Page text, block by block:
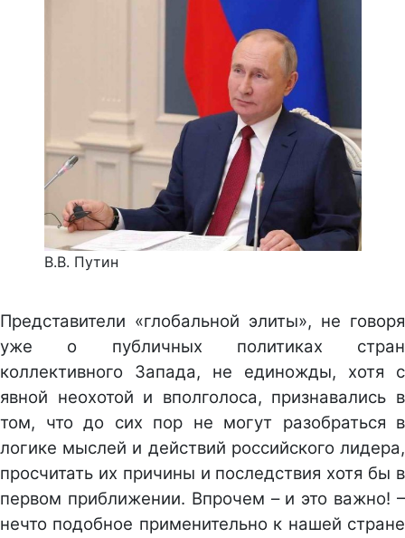
В.В. Путин
Представители «глобальной элиты», не говоря
уже о публичных политиках стран
коллективного Запада, не единожды, хотя с
явной неохотой и вполголоса, признавались в
том, что до сих пор не могут разобраться в
логике мыслей и действий российского лидера,
просчитать их причины и последствия хотя бы в
первом приближении. Впрочем – и это важно! –
нечто подобное применительно к нашей стране